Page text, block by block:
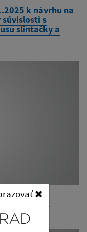
k návrhu na
s
slintačky a
- schválený